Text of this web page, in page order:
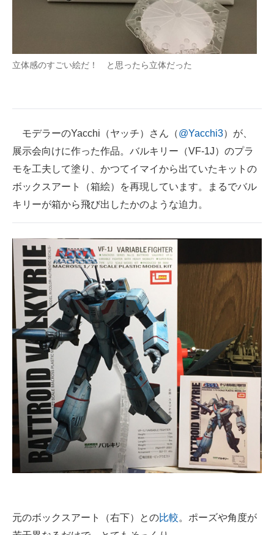
エレクトロニクス専門サイト
ちょっと気になるネットの話題
立体感のすごい絵だ！ と思ったら立体だった
モデラーのYacchi（ヤッチ）さん（@Yacchi3）が、
展示会向けに作った作品。バルキリー（VF-1J）のプラ
モを工夫して塗り、かつてイマイから出ていたキットの
ボックスアート（箱絵）を再現しています。まるでバル
キリーが箱から飛び出したかのような迫力。
元のボックスアート（右下）との比較。ポーズや角度が